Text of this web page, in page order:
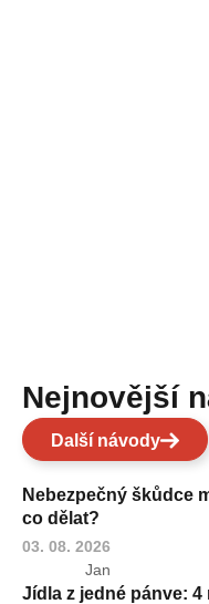
Nejnovější
Další návody
Nebezpečný škůdce
co dělat?
03. 08. 2026
Jan
Jídla z jedné pánve: